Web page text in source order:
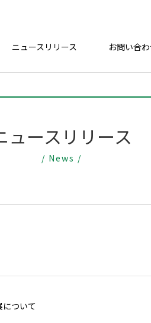
ニュースリリース お問い合
ュースリリース
/ News /
ついて